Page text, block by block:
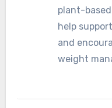
plant-
help
and
weight